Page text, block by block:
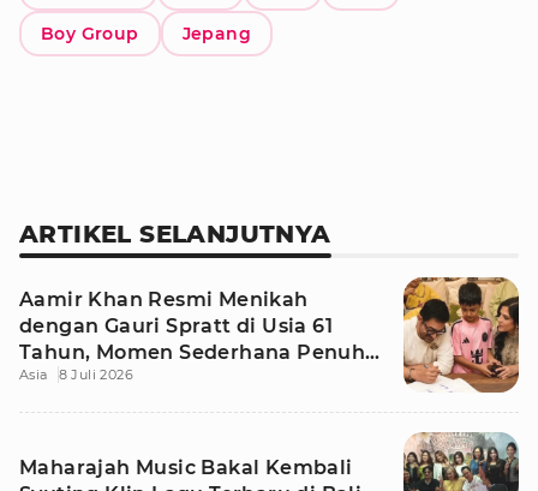
Boy Group Jepang
ARTIKEL SELANJUTNYA
Aamir Khan Resmi Menikah
dengan Gauri Spratt di Usia 61
Tahun, Momen Sederhana Penuh
Kehangatan
Asia 8 Juli 2026
Maharajah Music Bakal Kembali